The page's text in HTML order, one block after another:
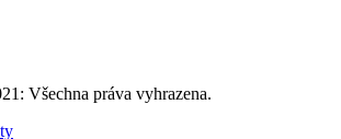
Všechna práva vyhrazena.